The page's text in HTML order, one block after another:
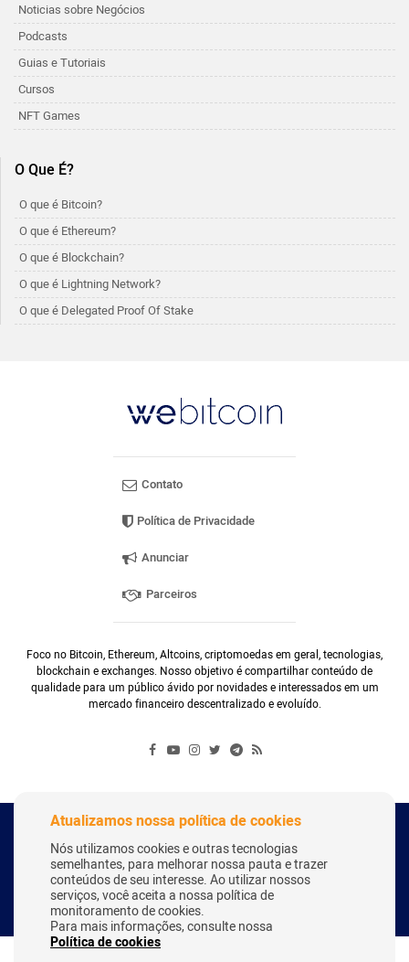
Noticias sobre Negócios
Podcasts
Guias e Tutoriais
Cursos
NFT Games
O Que É?
O que é Bitcoin?
O que é Ethereum?
O que é Blockchain?
O que é Lightning Network?
O que é Delegated Proof Of Stake
Contato
Política de Privacidade
Anunciar
Parceiros
Foco no Bitcoin, Ethereum, Altcoins, criptomoedas em geral, tecnologias,
blockchain e exchanges. Nosso objetivo é compartilhar conteúdo de
qualidade para um público ávido por novidades e interessados em um
mercado financeiro descentralizado e evoluído.
Copyright Webitcoin 2018 - Todos os Direitos Reservados
Desenvolvido por: Herick Correa
Atualizamos nossa política de cookies
Nós utilizamos cookies e outras tecnologias
semelhantes, para melhorar nossa pauta e trazer
conteúdos de seu interesse. Ao utilizar nossos
serviços, você aceita a nossa política de
monitoramento de cookies.
Para mais informações, consulte nossa
Política de cookies